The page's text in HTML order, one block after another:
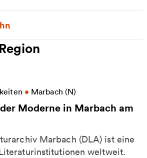
• Marbach (N)
Moderne in Marbach am
Marbach (DLA) ist eine
weltweit.
zu Literaturmuseum der